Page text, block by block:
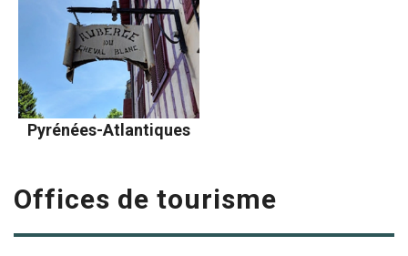
Pyrénées-Atlantiques
Offices de tourisme